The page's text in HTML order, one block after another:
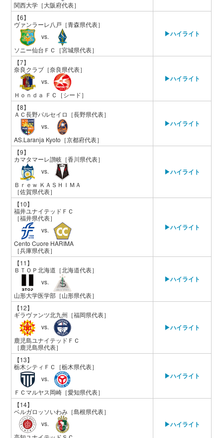
関西大学 ［大阪府代表］
【6】
ヴァンラーレ八戸 ［青森県代表］
vs.
ソニー仙台ＦＣ
［宮城県代表］
▶ハイライト
【7】
奈良クラブ ［奈良県代表］
vs.
Ｈｏｎｄａ ＦＣ
［シード］
▶ハイライト
【8】
ＡＣ長野パルセイロ ［長野県代表］
vs.
AS.Laranja Kyoto ［京都府代表］
▶ハイライト
【9】
カマタマーレ讃岐 ［香川県代表］
vs.
Ｂｒｅｗ ＫＡＳＨＩＭＡ
［佐賀県代表］
▶ハイライト
【10】
福井ユナイテッドＦＣ
［福井県代表］
vs.
Cento Cuore HARIMA
［兵庫県代表］
▶ハイライト
【11】
ＢＴＯＰ北海道 ［北海道代表］
vs.
山形大学医学部 ［山形県代表］
▶ハイライト
【12】
ギラヴァンツ北九州 ［福岡県代表］
vs.
鹿児島ユナイテッドＦＣ
［鹿児島県代表］
▶ハイライト
【13】
栃木シティＦＣ
［栃木県代表］
vs.
ＦＣマルヤス岡崎 ［愛知県代表］
▶ハイライト
【14】
ベルガロッソいわみ ［島根県代表］
vs.
▶ハイライト